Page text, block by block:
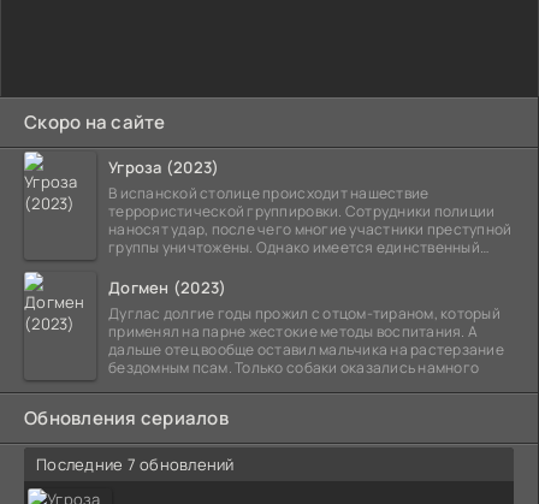
Скоро на сайте
Угроза (2023)
В испанской столице происходит нашествие
террористической группировки. Сотрудники полиции
наносят удар, после чего многие участники преступной
группы уничтожены. Однако имеется единственный
Догмен (2023)
Дуглас долгие годы прожил с отцом-тираном, который
применял на парне жестокие методы воспитания. А
дальше отец вообще оставил мальчика на растерзание
бездомным псам. Только собаки оказались намного
Обновления сериалов
Последние 7 обновлений